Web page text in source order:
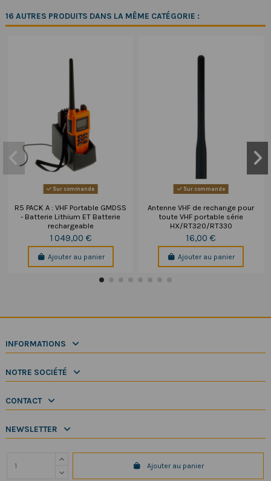
Ajouter au panier
16 AUTRES PRODUITS DANS LA MÊME CATÉGORIE :
Sur commande
R5 PACK A : VHF Portable GMDSS
- Batterie Lithium ET Batterie
rechargeable
1 049,00 €
Ajouter au panier
Sur commande
Antenne VHF de rechange pour
toute VHF portable série
HX/RT320/RT330
16,00 €
Ajouter au panier
INFORMATIONS
NOTRE SOCIÉTÉ
CONTACT
NEWSLETTER
Copyright 2025 SeaElec.fr - Tous droits réservés